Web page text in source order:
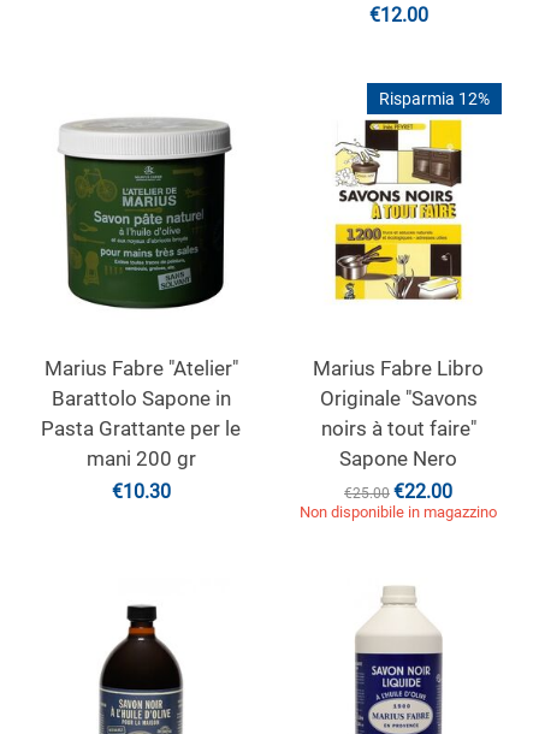
€12.00
Marius Fabre "Atelier"
Barattolo Sapone in
Pasta Grattante per le
mani 200 gr
€10.30
Risparmia 12%
Marius Fabre Libro
Originale "Savons
noirs à tout faire"
Sapone Nero
€25.00 €22.00
Non disponibile in magazzino